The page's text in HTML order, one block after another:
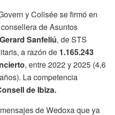
y Colisée se firmó en
de Asuntos
Gerard Sanfeliú, de STS
a razón de 1.165.243
, entre 2022 y 2025 (4,6
La competencia
de Ibiza.
de Wedoxa que ya